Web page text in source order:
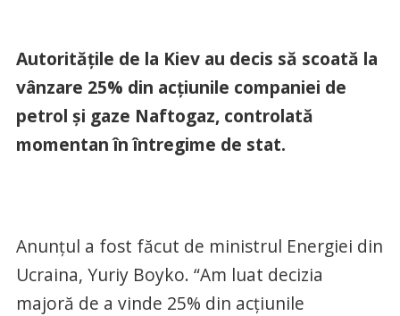
Autoritățile de la Kiev au decis să scoată la
vânzare 25% din acțiunile companiei de
petrol și gaze Naftogaz, controlată
momentan în întregime de stat.
Anunțul a fost făcut de ministrul Energiei din
Ucraina, Yuriy Boyko. “Am luat decizia
majoră de a vinde 25% din acțiunile